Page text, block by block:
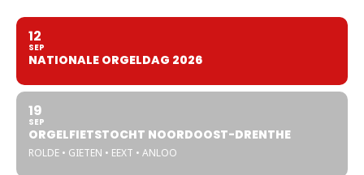
12
SEP
NATIONALE ORGELDAG 2026
19
SEP
ORGELFIETSTOCHT NOORDOOST-DRENTHE
ROLDE • GIETEN • EEXT • ANLOO